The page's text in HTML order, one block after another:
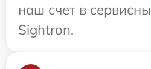
наш счет в
Sightron.